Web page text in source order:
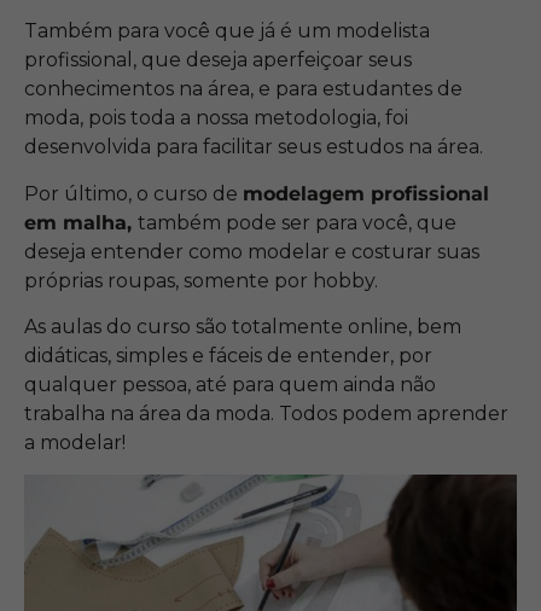
Também para você que já é um modelista
profissional, que deseja aperfeiçoar seus
conhecimentos na área, e para estudantes de
moda, pois toda a nossa metodologia, foi
desenvolvida para facilitar seus estudos na área.
Por último, o curso de modelagem profissional
em malha, também pode ser para você, que
deseja entender como modelar e costurar suas
próprias roupas, somente por hobby.
As aulas do curso são totalmente online, bem
didáticas, simples e fáceis de entender, por
qualquer pessoa, até para quem ainda não
trabalha na área da moda. Todos podem aprender
a modelar!